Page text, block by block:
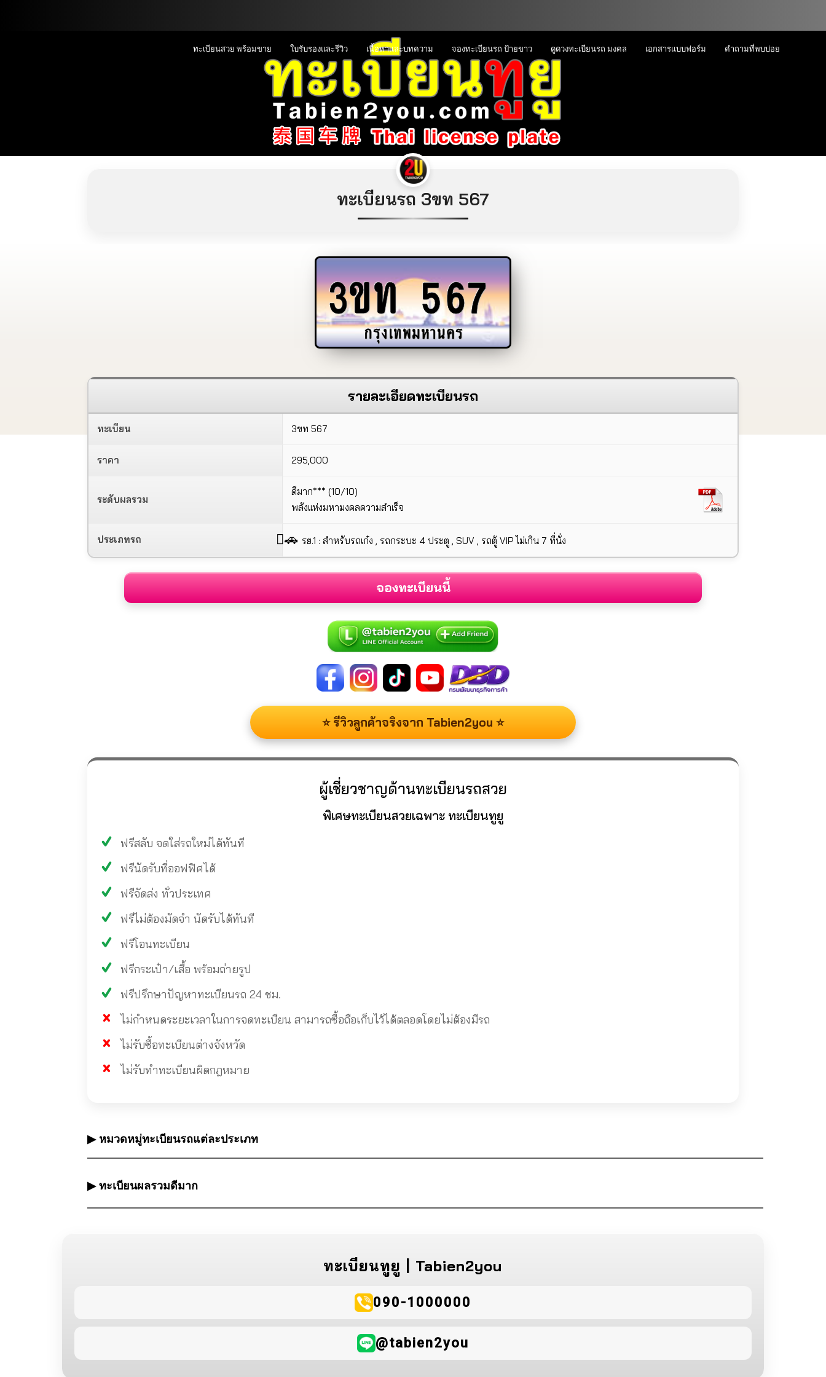
ทะเบียนสวย พร้อมขาย ใบรับรองและรีวิว เนื้อหาและบทความ จองทะเบียนรถ ป้ายขาว ดูดวงทะเบียนรถ มงคล เอกสารแบบฟอร์ม คำถามที่พบบ่อย
ทะเบียนรถ 3ขท 567
3ขท 567
กรุงเทพมหานคร
รายละเอียดทะเบียนรถ
ทะเบียน 3ขท 567
ราคา 295,000
ระดับผลรวม
ดีมาก*** (10/10)
พลังแห่งมหามงคลความสำเร็จ
ประเภทรถ 🚗 รย.1 : สำหรับรถเก๋ง , รถกระบะ 4 ประตู , SUV , รถตู้ VIP ไม่เกิน 7 ที่นั่ง
จองทะเบียนนี้
⭐ รีวิวลูกค้าจริงจาก Tabien2you ⭐
ผู้เชี่ยวชาญด้านทะเบียนรถสวย
พิเศษทะเบียนสวยเฉพาะ ทะเบียนทูยู
ฟรีสลับ จดใส่รถใหม่ได้ทันที
ฟรีนัดรับที่ออฟฟิศได้
ฟรีจัดส่ง ทั่วประเทศ
ฟรีไม่ต้องมัดจำ นัดรับได้ทันที
ฟรีโอนทะเบียน
ฟรีกระเป๋า/เสื้อ พร้อมถ่ายรูป
ฟรีปรึกษาปัญหาทะเบียนรถ 24 ชม.
ไม่กำหนดระยะเวลาในการจดทะเบียน สามารถซื้อถือเก็บไว้ได้ตลอดโดยไม่ต้องมีรถ
ไม่รับซื้อทะเบียนต่างจังหวัด
ไม่รับทำทะเบียนผิดกฎหมาย
▶ หมวดหมู่ทะเบียนรถแต่ละประเภท
▶ ทะเบียนผลรวมดีมาก
ทะเบียนทูยู | Tabien2you
090-1000000
@tabien2you